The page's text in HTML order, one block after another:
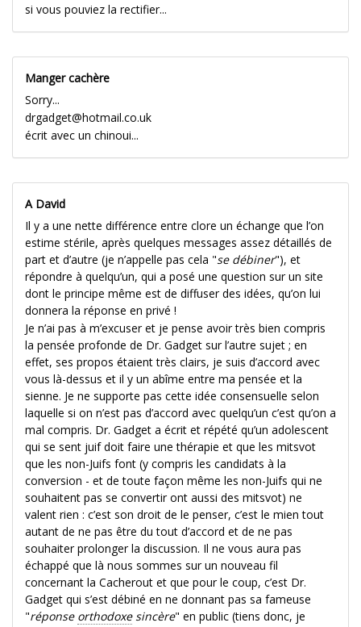
si vous pouviez la rectifier...
Manger cachère
Sorry...
drgadget@hotmail.co.uk
écrit avec un chinoui...
A David
Il y a une nette différence entre clore un échange que l’on
estime stérile, après quelques messages assez détaillés de
part et d’autre (je n’appelle pas cela "se débiner"), et
répondre à quelqu’un, qui a posé une question sur un site
dont le principe même est de diffuser des idées, qu’on lui
donnera la réponse en privé !
Je n’ai pas à m’excuser et je pense avoir très bien compris
la pensée profonde de Dr. Gadget sur l’autre sujet ; en
effet, ses propos étaient très clairs, je suis d’accord avec
vous là-dessus et il y un abîme entre ma pensée et la
sienne. Je ne supporte pas cette idée consensuelle selon
laquelle si on n’est pas d’accord avec quelqu’un c’est qu’on a
mal compris. Dr. Gadget a écrit et répété qu’un adolescent
qui se sent juif doit faire une thérapie et que les mitsvot
que les non-Juifs font (y compris les candidats à la
conversion - et de toute façon même les non-Juifs qui ne
souhaitent pas se convertir ont aussi des mitsvot) ne
valent rien : c’est son droit de le penser, c’est le mien tout
autant de ne pas être du tout d’accord et de ne pas
souhaiter prolonger la discussion. Il ne vous aura pas
échappé que là nous sommes sur un nouveau fil
concernant la Cacherout et que pour le coup, c’est Dr.
Gadget qui s’est débiné en ne donnant pas sa fameuse
"réponse orthodoxesincère" en public (tiens donc, je